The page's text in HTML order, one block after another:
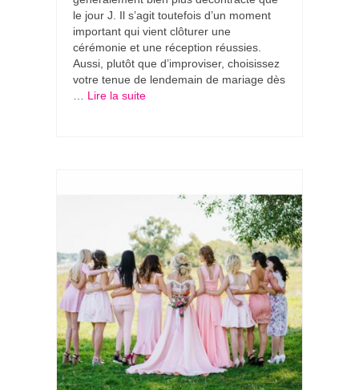
le jour J. Il s’agit toutefois d’un moment
important qui vient clôturer une
cérémonie et une réception réussies.
Aussi, plutôt que d’improviser, choisissez
votre tenue de lendemain de mariage dès
Lire la suite­­